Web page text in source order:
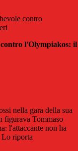
contro
l'Olympiakos: il
nella gara della sua
figurava Tommaso
l'attaccante non ha
Lo riporta